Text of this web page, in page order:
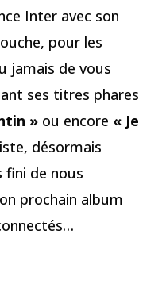
Inter avec son
pour les
jamais de vous
ses titres phares
» ou encore « Je
désormais
fini de nous
prochain album